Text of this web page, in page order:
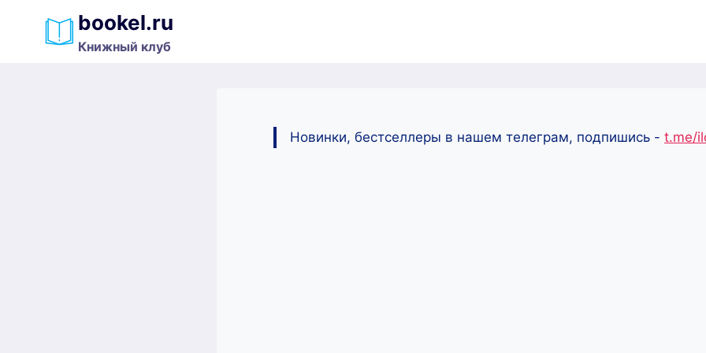
содержимому
bookel.ru
Книжный клуб
Новинки, бестселлеры в нашем телеграм, подпишись - t.me/